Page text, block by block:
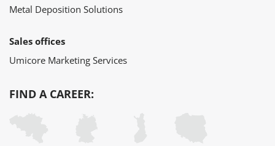
Metal Deposition Solutions
Sales offices
Umicore Marketing Services
FIND A CAREER: